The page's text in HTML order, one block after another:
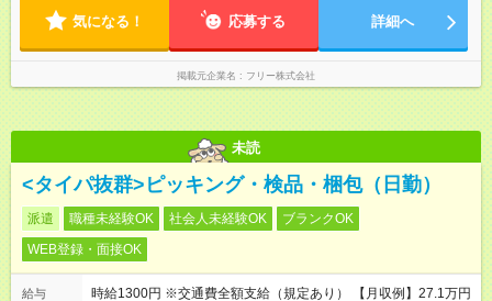
気になる！ 応募する 詳細へ
掲載元企業名 フリー株式会社
未読
<タイパ抜群>ピッキング・検品・梱包（日勤）
派遣 職種未経験OK 社会人未経験OK
ブランクOK
WEB登録・面接OK
給与 時給1300円 ※交通費全額支給（規定あり） 【月収例】27.1万円